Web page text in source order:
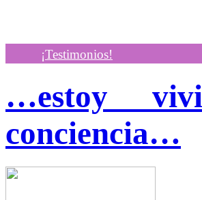
¡Testimonios!
…estoy
conciencia…